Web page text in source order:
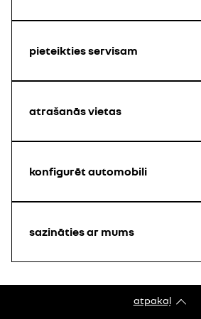
pieteikties servisam
atrašanās vietas
konfigurēt automobili
sazināties ar mums
atpakaļ